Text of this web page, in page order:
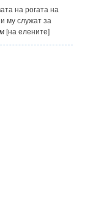
на рогата на
му служат за
[на елените]